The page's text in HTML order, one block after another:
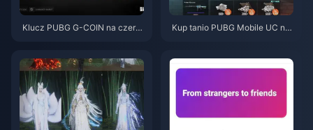
Klucz PUBG G-COIN na czerw
ę opłaca?
Kup tanio PUBG Mobile UC na
ze pakiety i bezpieczne doład
owanie